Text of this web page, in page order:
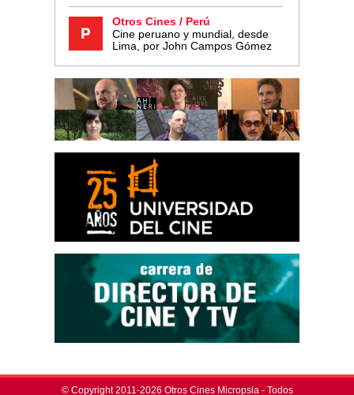
Otros Cines / Perú
Cine peruano y mundial, desde
Lima, por John Campos Gómez
© Copyright 2011-2026 Otros Cines Micropsia - Todos